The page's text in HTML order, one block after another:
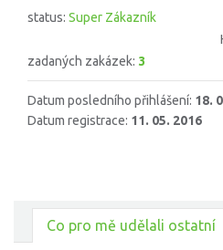
status: Super Zákazník
zadaných zakázek: 3
Datum posledního přihlášení: 18.
Datum registrace: 11. 05. 2016
Co pro mě udělali ostatní